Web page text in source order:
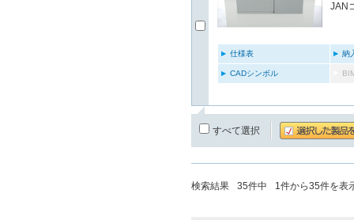
JAN
仕様表 納
CADシンボル
すべて選択
検索結果 35件中 1件から35件を表